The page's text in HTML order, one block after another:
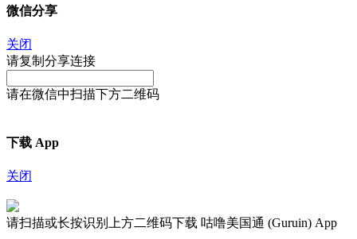
微信分享
关闭
请复制分享连接
请在微信中扫描下方二维码
下载 App
关闭
请扫描或长按识别上方二维码下载 咕噜美国通 (Guruin) App